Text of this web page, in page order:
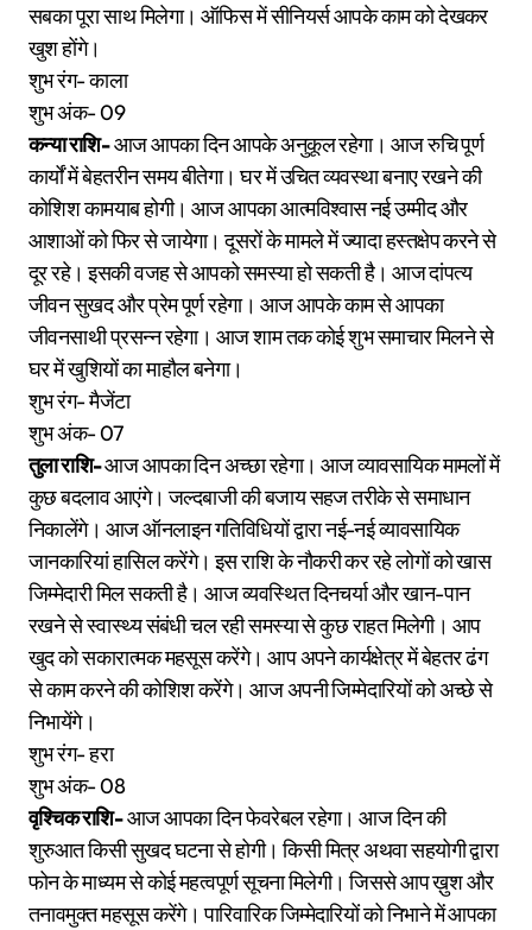
सबका पूरा साथ मिलेगा। ऑफिस में सीनियर्स आपके काम को देखकर
खुश होंगे।
शुभ रंग- काला
शुभ अंक- 09
कन्या राशि-आज आपका दिन आपके अनुकूल रहेगा। आज रुचि पूर्ण
कार्यों में बेहतरीन समय बीतेगा। घर में उचित व्यवस्था बनाए रखने की
कोशिश कामयाब होगी। आज आपका आत्मविश्वास नई उम्मीद और
आशाओं को फिर से जायेगा। दूसरों के मामले में ज्यादा हस्तक्षेप करने से
दूर रहे। इसकी वजह से आपको समस्या हो सकती है। आज दांपत्य
जीवन सुखद और प्रेम पूर्ण रहेगा। आज आपके काम से आपका
जीवनसाथी प्रसन्न रहेगा। आज शाम तक कोई शुभ समाचार मिलने से
घर में खुशियों का माहौल बनेगा।
शुभ रंग- मैजेंटा
शुभ अंक- 07
तुला राशि-आज आपका दिन अच्छा रहेगा। आज व्यावसायिक मामलों में
कुछ बदलाव आएंगे। जल्दबाजी की बजाय सहज तरीके से समाधान
निकालेंगे। आज ऑनलाइन गतिविधियों द्वारा नई-नई व्यावसायिक
जानकारियां हासिल करेंगे। इस राशि के नौकरी कर रहे लोगों को खास
जिम्मेदारी मिल सकती है। आज व्यवस्थित दिनचर्या और खान-पान
रखने से स्वास्थ्य संबंधी चल रही समस्या से कुछ राहत मिलेगी। आप
खुद को सकारात्मक महसूस करेंगे। आप अपने कार्यक्षेत्र में बेहतर ढंग
से काम करने की कोशिश करेंगे। आज अपनी जिम्मेदारियों को अच्छे से
निभायेंगे।
शुभ रंग- हरा
शुभ अंक- 08
वृश्चिक राशि-आज आपका दिन फेवरेबल रहेगा। आज दिन की
शुरुआत किसी सुखद घटना से होगी। किसी मित्र अथवा सहयोगी द्वारा
फोन के माध्यम से कोई महत्वपूर्ण सूचना मिलेगी। जिससे आप ख़ुश और
तनावमुक्त महसूस करेंगे। पारिवारिक जिम्मेदारियों को निभाने में आपका